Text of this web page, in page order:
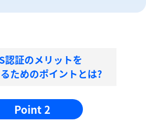
認証のメリットを
ためのポイントとは?
Point 2